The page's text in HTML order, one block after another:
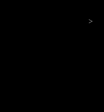
＞